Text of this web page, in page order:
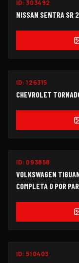
ID: 303492
NISSAN SENTRA SR
ID:126315
CHEVROLET
ID: 093858
VOLKSWAGEN
COMPLETA O POR
OFERTA
ID: 510403